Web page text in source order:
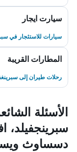
سيارت ايجار
سيارات للاستئجار في
المطارات القريبة
رحلات طيران إلى
سبرينجفيلد،
دسساوث